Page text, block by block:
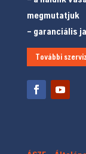
megmutatjuk
– garanciális
További